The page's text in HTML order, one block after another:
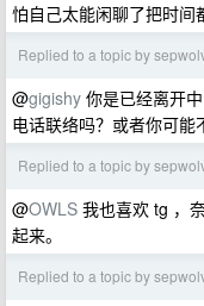
怕自己太能闲聊了把时间
Replied to a topic by
@gigishy 你是已经离开
电话联络吗？或者你可能
Replied to a topic by
@OWLS 我也喜欢 tg ，
起来。
Replied to a topic by